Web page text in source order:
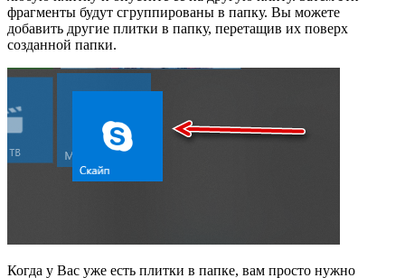
фрагменты будут сгруппированы в папку. Вы можете
добавить другие плитки в папку, перетащив их поверх
созданной папки.
Когда у Вас уже есть плитки в папке, вам просто нужно